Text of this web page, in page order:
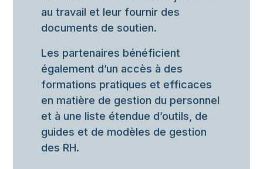
au travail et leur fournir des
documents de soutien.
Les partenaires bénéficient
également d’un accès à des
formations pratiques et efficaces
en matière de gestion du personnel
et à une liste étendue d’outils, de
guides et de modèles de gestion
des RH.